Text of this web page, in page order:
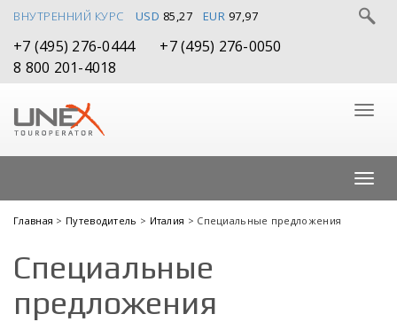
ВНУТРЕННИЙ КУРС USD 85,27 EUR 97,97
+7 (495) 276-0444
+7 (495) 276-0050
8 800 201-4018
Главная > Путеводитель > Италия > Специальные предложения
Специальные
предложения